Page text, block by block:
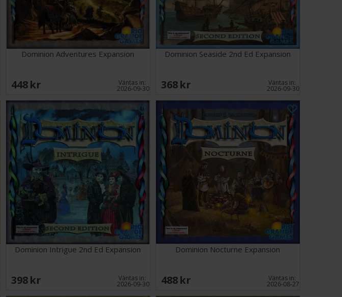
livslängden på korten i det här spelet. Du hittar lämpliga
kortskyddhär.Spelet har 500 kort, så du behöver 10
förpackningar för alla korten.
Dominion Adventures Expansion
448 SEK Väntas in:
2026-09-30
Dominion Seaside 2nd Ed Expansion
368 SEK Väntas in:
2026-09-30
Dominion Intrigue 2nd Ed Expansion
398 SEK Väntas in:
2026-09-30
Dominion Nocturne Expansion
488 SEK Väntas in:
2026-08-27